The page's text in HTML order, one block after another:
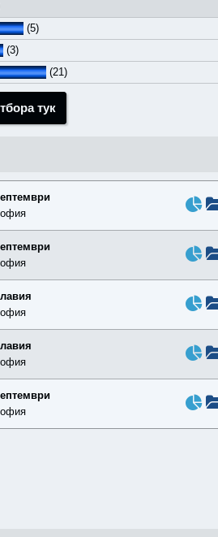
(5)
(3)
(21)
тук